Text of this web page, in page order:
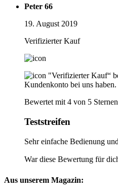
Peter 66
19. August 2019
Verifizierter Kauf
"Verifizierter Kauf“
Kundenkonto bei uns haben.
Bewertet mit 4 von 5
Teststreifen
Sehr einfache Bedienung
War diese Bewertung für
Aus unserem Magazin: